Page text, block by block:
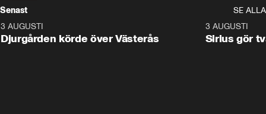
Senast
SE ALLA
3 AUGUSTI
Djurgården körde över Västerås
3 AUGUSTI
Sirius gör